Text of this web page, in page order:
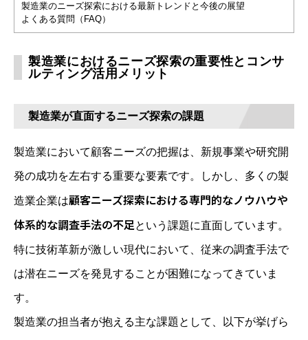
製造業のニーズ探索における最新トレンドと今後の展望
よくある質問（FAQ）
製造業におけるニーズ探索の重要性とコンサ
ルティング活用メリット
製造業が直面するニーズ探索の課題
製造業において顧客ニーズの把握は、新規事業や研究開
発の成功を左右する重要な要素です。しかし、多くの製
造業企業は顧客ニーズ探索における専門的なノウハウや
体系的な調査手法の不足という課題に直面しています。
特に技術革新が激しい現代において、従来の調査手法で
は潜在ニーズを発見することが困難になってきていま
す。
製造業の担当者が抱える主な課題として、以下が挙げら